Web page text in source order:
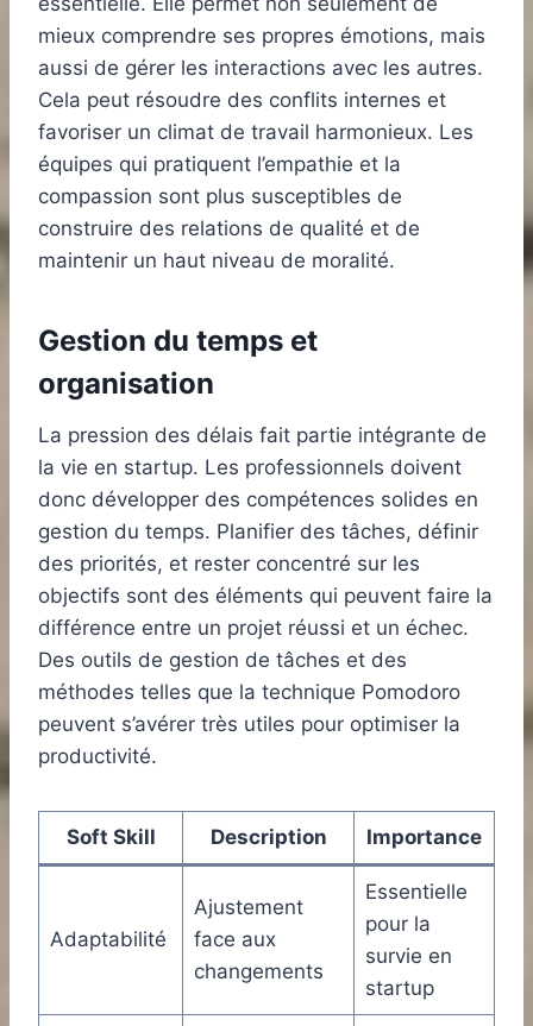
mieux comprendre ses propres émotions, mais
aussi de gérer les interactions avec les autres.
Cela peut résoudre des conflits internes et
favoriser un climat de travail harmonieux. Les
équipes qui pratiquent l’empathie et la
compassion sont plus susceptibles de
construire des relations de qualité et de
maintenir un haut niveau de moralité.
Gestion du temps et
organisation
La pression des délais fait partie intégrante de
la vie en startup. Les professionnels doivent
donc développer des compétences solides en
gestion du temps. Planifier des tâches, définir
des priorités, et rester concentré sur les
objectifs sont des éléments qui peuvent faire la
différence entre un projet réussi et un échec.
Des outils de gestion de tâches et des
méthodes telles que la technique Pomodoro
peuvent s’avérer très utiles pour optimiser la
productivité.
Soft Skill Description Importance
Adaptabilité
Ajustement
face aux
changements
Essentielle
pour la
survie en
startup